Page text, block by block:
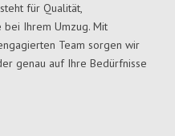
für Qualität,
bei Ihrem Umzug. Mit
Team sorgen wir
genau auf Ihre Bedürfnisse